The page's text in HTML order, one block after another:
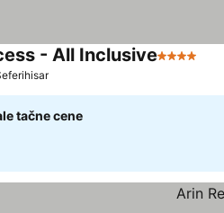
- All Inclusive4 Zvezdice
tačne cene